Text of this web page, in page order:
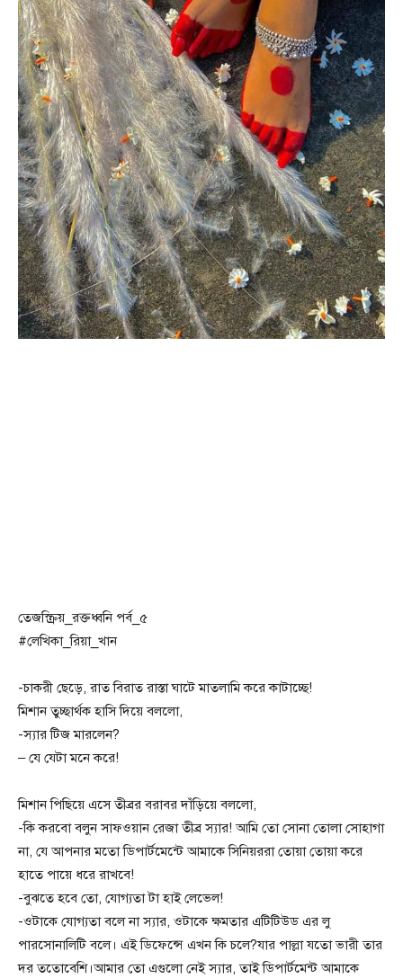
তেজস্ক্রিয়_রক্তধ্বনি পর্ব_৫
#লেখিকা_রিয়া_খান
-চাকরী ছেড়ে, রাত বিরাত রাস্তা ঘাটে মাতলামি করে কাটাচ্ছে!
মিশান তুচ্ছার্থক হাসি দিয়ে বললো,
-স্যার টিজ মারলেন?
– যে যেটা মনে করে!
মিশান পিছিয়ে এসে তীব্রর বরাবর দাঁড়িয়ে বললো,
-কি করবো বলুন সাফওয়ান রেজা তীব্র স্যার! আমি তো সোনা তোলা সোহাগা
না, যে আপনার মতো ডিপার্টমেন্টে আমাকে সিনিয়ররা তোয়া তোয়া করে
হাতে পায়ে ধরে রাখবে!
-বুঝতে হবে তো, যোগ্যতা টা হাই লেভেল!
-ওটাকে যোগ্যতা বলে না স্যার, ওটাকে ক্ষমতার এটিটিউড এর লু
পারসোনালিটি বলে। এই ডিফেন্সে এখন কি চলে?যার পাল্লা যতো ভারী তার
দর ততোবেশি।আমার তো এগুলো নেই স্যার, তাই ডিপার্টমেন্ট আমাকে